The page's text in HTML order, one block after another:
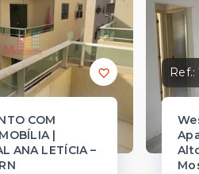
COM
|
ANA LETÍCIA –
Ref.: